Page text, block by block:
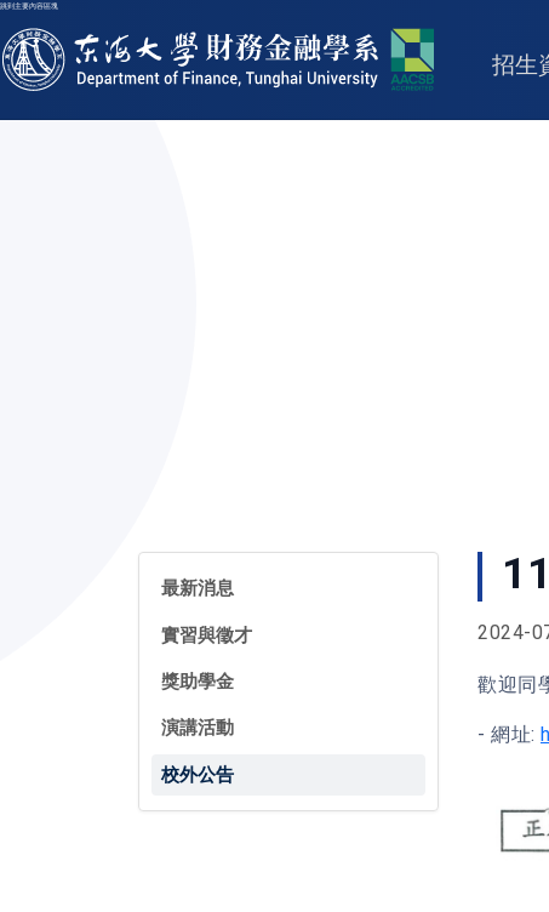
跳到主要內容區塊
東海大學logo
招生
最新消息
實習與徵才
獎助學金
演講活動
校外公告
2024-
歡迎同
- 網址: